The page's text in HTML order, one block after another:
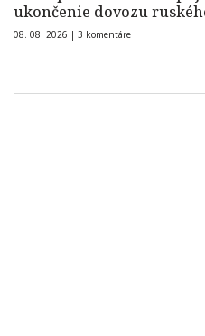
ukončenie dovozu
08. 08. 2026 | 3 komentáre